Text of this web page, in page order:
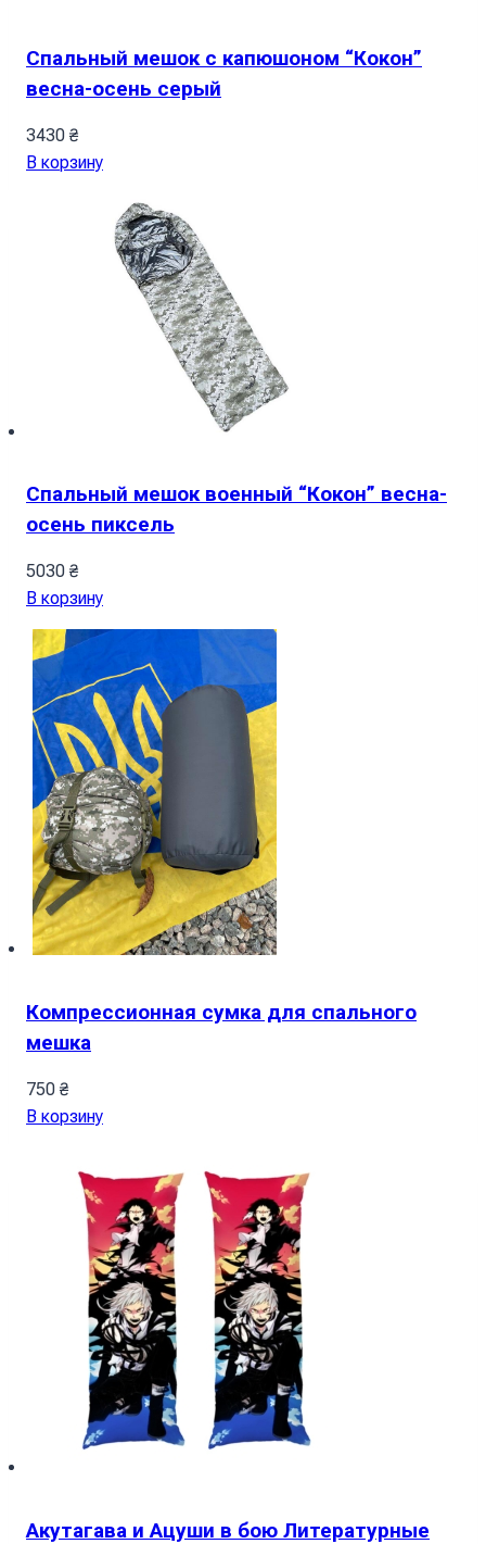
Спальный мешок с капюшоном “Кокон”
весна-осень серый
3430 ₴
В корзину
Спальный мешок военный “Кокон” весна-
осень пиксель
5030 ₴
В корзину
Компрессионная сумка для спального
мешка
750 ₴
В корзину
Акутагава и Ацуши в бою Литературные